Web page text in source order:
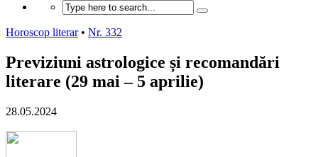
Horoscop literar • Nr. 332
Previziuni astrologice și recomandări
literare (29 mai – 5 aprilie)
28.05.2024